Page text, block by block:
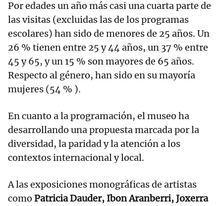
Por edades un año más casi una cuarta parte de
las visitas (excluidas las de los programas
escolares) han sido de menores de 25 años. Un
26 % tienen entre 25 y 44 años, un 37 % entre
45 y 65, y un 15 % son mayores de 65 años.
Respecto al género, han sido en su mayoría
mujeres (54 % ).
En cuanto a la programación, el museo ha
desarrollando una propuesta marcada por la
diversidad, la paridad y la atención a los
contextos internacional y local.
A las exposiciones monográficas de artistas
como Patricia Dauder, Ibon Aranberri, Joxerra